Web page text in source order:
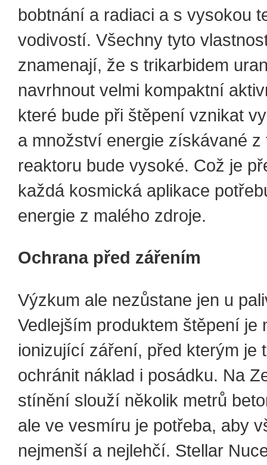
bobtnání a radiaci a s vysokou
vodivostí. Všechny tyto
znamenají, že s trikarbidem
navrhnout velmi kompaktní
které bude při štěpení vznikat
a množství energie získávané z
reaktoru bude vysoké. Což je
každá kosmická aplikace
energie z malého zdroje.
Ochrana před zářením
Výzkum ale nezůstane jen u
Vedlejším produktem štěpení je
ionizující záření, před kterým je
ochránit náklad i posádku. Na
stínění slouží několik metrů
ale ve vesmíru je potřeba, aby
nejmenší a nejlehčí. Stellar